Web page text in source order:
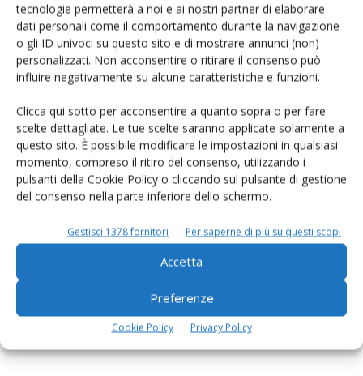
tecnologie permetterà a noi e ai nostri partner di elaborare
dati personali come il comportamento durante la navigazione
o gli ID univoci su questo sito e di mostrare annunci (non)
personalizzati. Non acconsentire o ritirare il consenso può
influire negativamente su alcune caratteristiche e funzioni.
Clicca qui sotto per acconsentire a quanto sopra o per fare
scelte dettagliate. Le tue scelte saranno applicate solamente a
questo sito. È possibile modificare le impostazioni in qualsiasi
momento, compreso il ritiro del consenso, utilizzando i
pulsanti della Cookie Policy o cliccando sul pulsante di gestione
del consenso nella parte inferiore dello schermo.
Gestisci 1378 fornitori Per saperne di più su questi scopi
Accetta
Preferenze
Cookie Policy Privacy Policy
Un aumento dunque importante, verificatosi pur scontando
un calo del 4,5% a luglio rispetto a giugno come
conseguenza dell’intenso caldo estivo. La situazione è
analoga – come evidenzia lo studio Fedagri – a quella che si
registra in Lombardia, la regione italiana maggiormente
produttiva: +3,5% rispetto all’anno scorso e -4,5% tra
giugno e luglio.
Una multa di 100 milioni?
Tutti gli esperti sono concordi nel ritenere che se il trend
resterà quello appena descritto, l’Italia in questa campagna
lattiera, che finirà il 31 marzo 2013, supererà la quota
assegnata al paese. Con un forte rischio di una multa molto
elevata: fino a 100 milioni di euro, è la previsione
preoccupata di Giovanni Rossi, presidente di Oc LatteItalia.